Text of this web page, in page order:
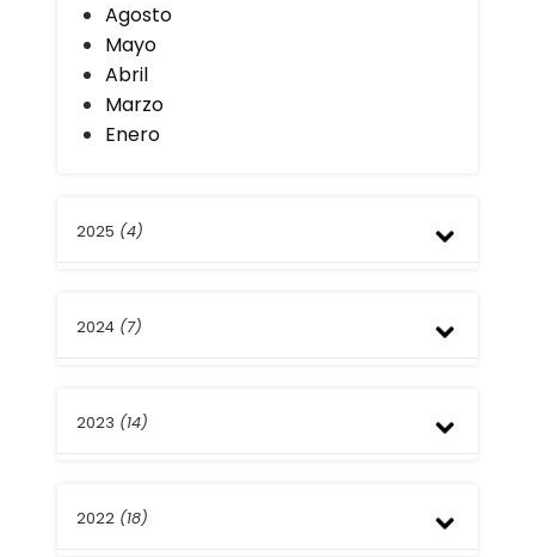
Agosto
Mayo
Abril
Marzo
Enero
2025 (4)
Julio
2024 (7)
Octubre
Marzo
2023 (14)
Noviembre
2022 (18)